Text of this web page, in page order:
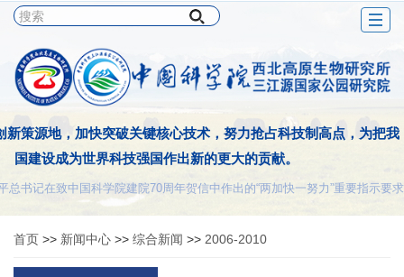
新策源地，加快突破关键核心技术，努力抢占科技制高点，为把我
国建设成为世界科技强国作出新的更大的贡献。
书记在致中国科学院建院70周年贺信中作出的“两加快一努力”重要指示要求
首页 >> 新闻中心 >> 综合新闻 >> 2006-2010